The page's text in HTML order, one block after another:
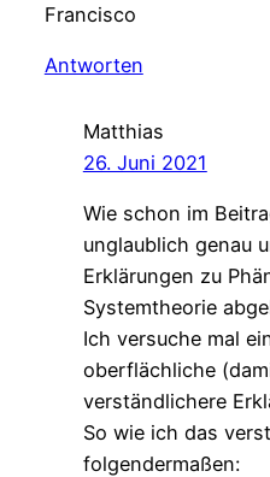
Francisco
Antworten
Matthias
26. Juni 2021
Wie schon im
unglaublich genau
Erklärungen zu
Systemtheorie
Ich versuche mal
oberflächliche
verständlichere
So wie ich das
folgendermaßen: